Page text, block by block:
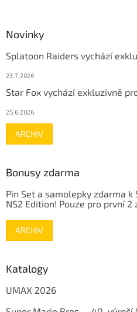
Novinky
Splatoon Raiders vychází
23.7.2026
Star Fox vychází exkluzivně
25.6.2026
ARCHIV
Bonusy zdarma
Pin Set a samolepky zdarma
NS2 Edition! Pouze pro první 2
ARCHIV
Katalogy
UMAX 2026